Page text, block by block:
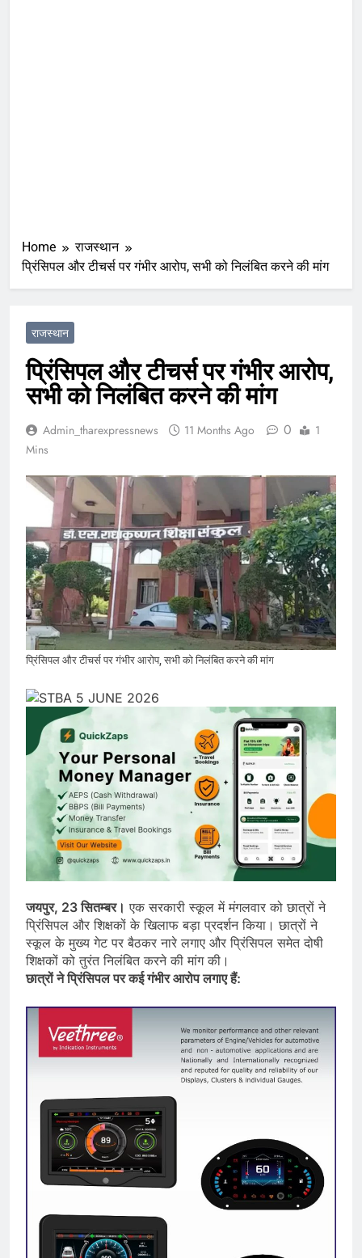
Home
राजस्थान
प्रिंसिपल और टीचर्स पर गंभीर आरोप, सभी को निलंबित करने की मांग
राजस्थान
प्रिंसिपल और टीचर्स पर गंभीर आरोप,
सभी को निलंबित करने की मांग
Admin_tharexpressnews 11 Months Ago 0
1
Mins
प्रिंसिपल और टीचर्स पर गंभीर आरोप, सभी को निलंबित करने की मांग
जयपुर, 23 सितम्बर। एक सरकारी स्कूल में मंगलवार को छात्रों ने
प्रिंसिपल और शिक्षकों के खिलाफ बड़ा प्रदर्शन किया। छात्रों ने
स्कूल के मुख्य गेट पर बैठकर नारे लगाए और प्रिंसिपल समेत दोषी
शिक्षकों को तुरंत निलंबित करने की मांग की।
छात्रों ने प्रिंसिपल पर कई गंभीर आरोप लगाए हैं: